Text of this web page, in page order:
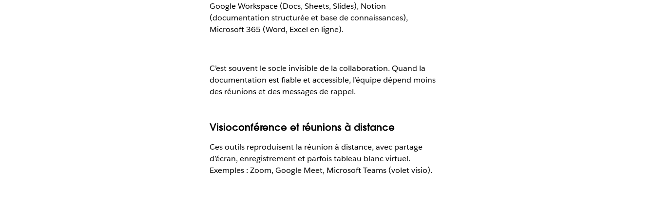
Google Workspace (Docs, Sheets, Slides), Notion
(documentation structurée et base de connaissances),
Microsoft 365 (Word, Excel en ligne).
C’est souvent le socle invisible de la collaboration. Quand la
documentation est fiable et accessible, l’équipe dépend moins
des réunions et des messages de rappel.
Visioconférence et réunions à distance
Ces outils reproduisent la réunion à distance, avec partage
d’écran, enregistrement et parfois tableau blanc virtuel.
Exemples : Zoom, Google Meet, Microsoft Teams (volet visio).